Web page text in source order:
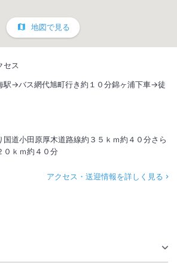
地図で見る
セス
駅→バス網代旭町行き約１０分錦ヶ浦下車→徒
道小田原厚木道路線約３５ｋｍ約４０分さら
０ｋｍ約４０分
アクセス・送迎情報を詳しく見る